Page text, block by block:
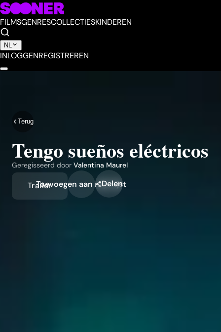
FILMSGENRESCOLLECTIESKINDEREN
NL
INLOGGENREGISTREREN
Terug
Tengo sueños eléctricos
Geregisseerd door Valentina Maurel
Trailer
Toevoegen aan mijn lijst
Delen